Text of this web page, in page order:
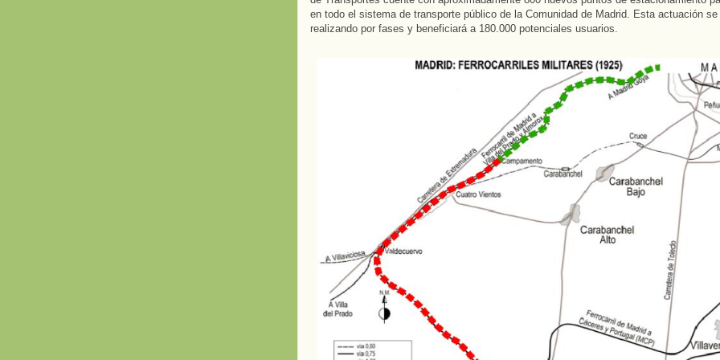
en todo el sistema de transporte público de la Comunidad de Madrid. Esta actuación
realizando por fases y beneficiará a 180.000 potenciales usuarios.